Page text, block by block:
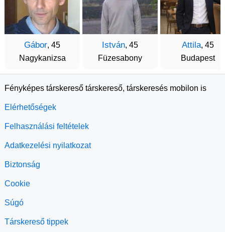
Gábor, 45
Nagykanizsa
István, 45
Füzesabony
Attila, 45
Budapest
Fényképes társkereső társkereső, társkeresés mobilon is
Elérhetőségek
Felhasználási feltételek
Adatkezelési nyilatkozat
Biztonság
Cookie
Súgó
Társkereső tippek